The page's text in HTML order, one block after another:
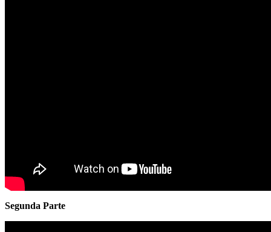
Segunda Parte